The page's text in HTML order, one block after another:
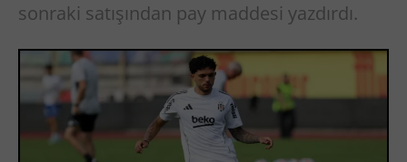
sonraki satışından pay maddesi yazdırdı.